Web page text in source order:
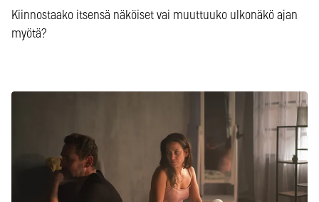
Kiinnostaako itsensä näköiset vai muuttuuko ulkonäkö ajan
myötä?